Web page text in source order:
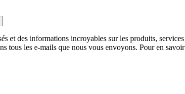
et des informations incroyables sur les produits,
tous les e-mails que nous vous envoyons. Pour en